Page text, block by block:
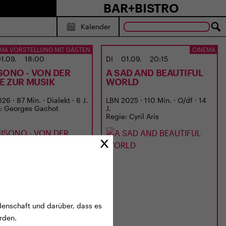
BAR+BISTRO
Kalender
VORSTELLUNG MIT GÄSTEN
18:00
- VON DER
ZUR MUSIK
· 87 Min. · Dialekt · 6 J.
Georges Gachot
CINEMA
DI 01.09. 20:15
A SAD AND BEAUTIFUL
WORLD
LBN 2025 · 110 Min. · O/df · 14
J.
Regie: Cyril Aris
und darüber, dass es